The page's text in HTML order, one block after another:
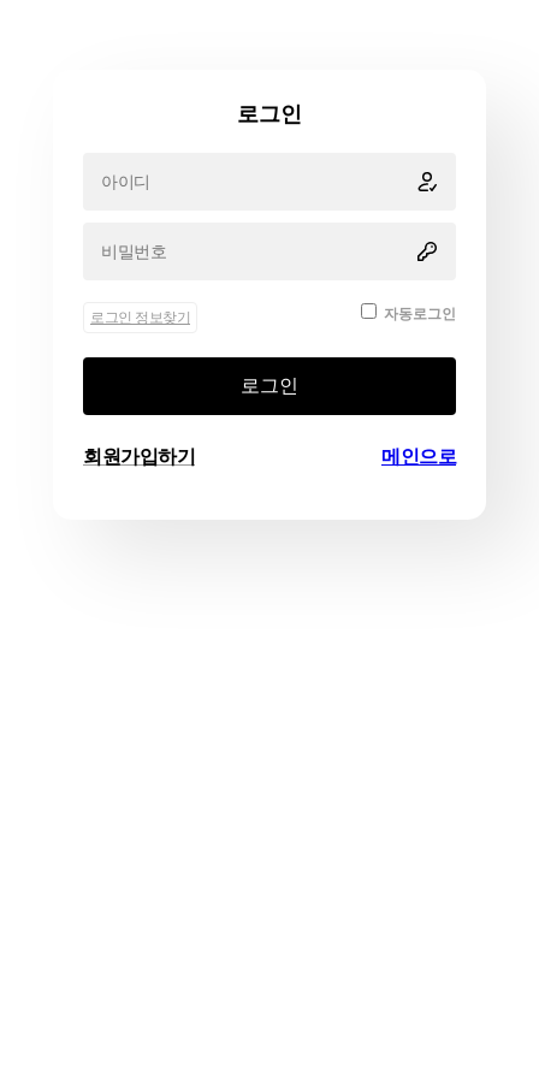
로그인
로그인 정보찾기 자동로그인
로그인
회원가입하기 메인으로